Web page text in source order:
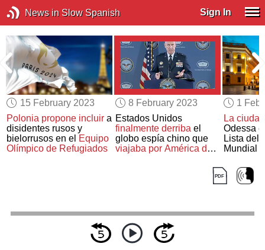
News in Slow Spanish Sign In
15 February 2023
Polonia propone incluir a
disidentes rusos y
bielorrusos en el Equipo
Olímpico de Refugiados
8 February 2023
Estados Unidos
finalmente derribael
globo espía chino que
viajaba por América del
1
La
Odessa
Lista del
Mundial